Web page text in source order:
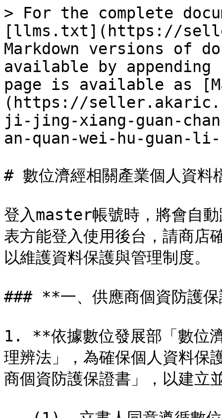
> For the complete
[llms.txt](https://
Markdown versions of
available by
page is available as
(https://
ji-jing-xiang-guan-
an-quan-wei-hu-guan-
# 數位濟經相關產業個人資料
登入master帳號時，將會自
表方能登入使用後台，請商店
以維護資料保護與管理制度。
### **一、供應商個資防護
1. **依據數位發展部「數位
理辨法」，為確保個人資料保
商個資防護保證書」，以建立